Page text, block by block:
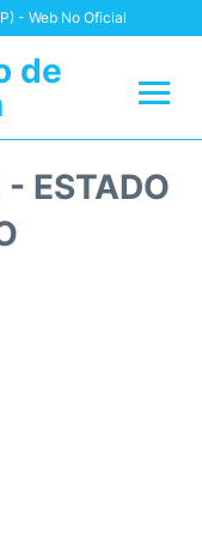
- Web No Oficial
de
ESTADO